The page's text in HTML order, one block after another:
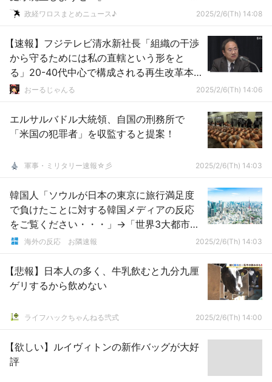
ｗｗｗｗｗｗｗｗｗｗｗ
政経ワロスまとめニュース♪ 2025/2/6(Th) 14:08
【速報】フジテレビ清水新社長「組織の干渉
から守るためには私の直轄という形をと
る」20-40代中心で構成される再生改革本
部を立ち上げ
おーるじゃんる 2025/2/6(Th) 14:06
エルサルバドル大統領、自国の刑務所で
「米国の犯罪者」を収監すると提案！
軍事・ミリタリー速報☆彡 2025/2/6(Th) 14:03
韓国人「ソウルが日本の東京に旅行満足度
で負けたことに対する韓国メディアの反応
をご覧ください・・・」→「世界3大都市で
ある東京をカスだと思ってるのか？」「そ
本に行ってみれば分かると思うけど韓国と
差が大きいよ」
海外の反応 お隣速報 2025/2/6(Th) 14:03
【悲報】日本人の多く、牛乳飲むと九分九厘
ゲリするから飲めない
ライフハックちゃんねる弐式 2025/2/6(Th) 14:00
【欲しい】ルイヴィトンの新作バッグが大好
評